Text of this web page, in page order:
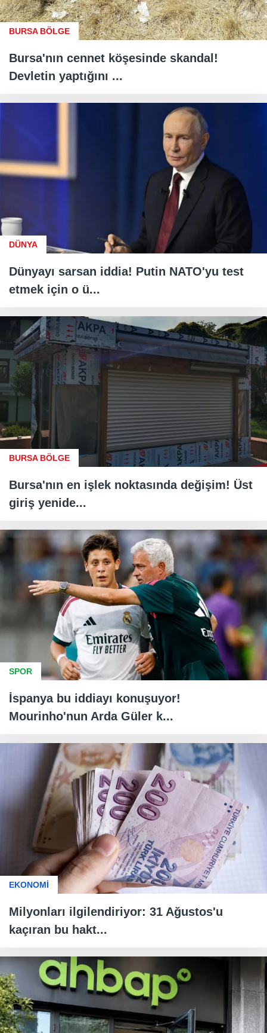
BURSA BÖLGE
Bursa'nın cennet köşesinde skandal!
Devletin yaptığını ...
DÜNYA
Dünyayı sarsan iddia! Putin NATO'yu test
etmek için o ü...
BURSA BÖLGE
Bursa'nın en işlek noktasında değişim! Üst
giriş yenide...
SPOR
İspanya bu iddiayı konuşuyor!
Mourinho'nun Arda Güler k...
EKONOMİ
Milyonları ilgilendiriyor: 31 Ağustos'u
kaçıran bu hakt...